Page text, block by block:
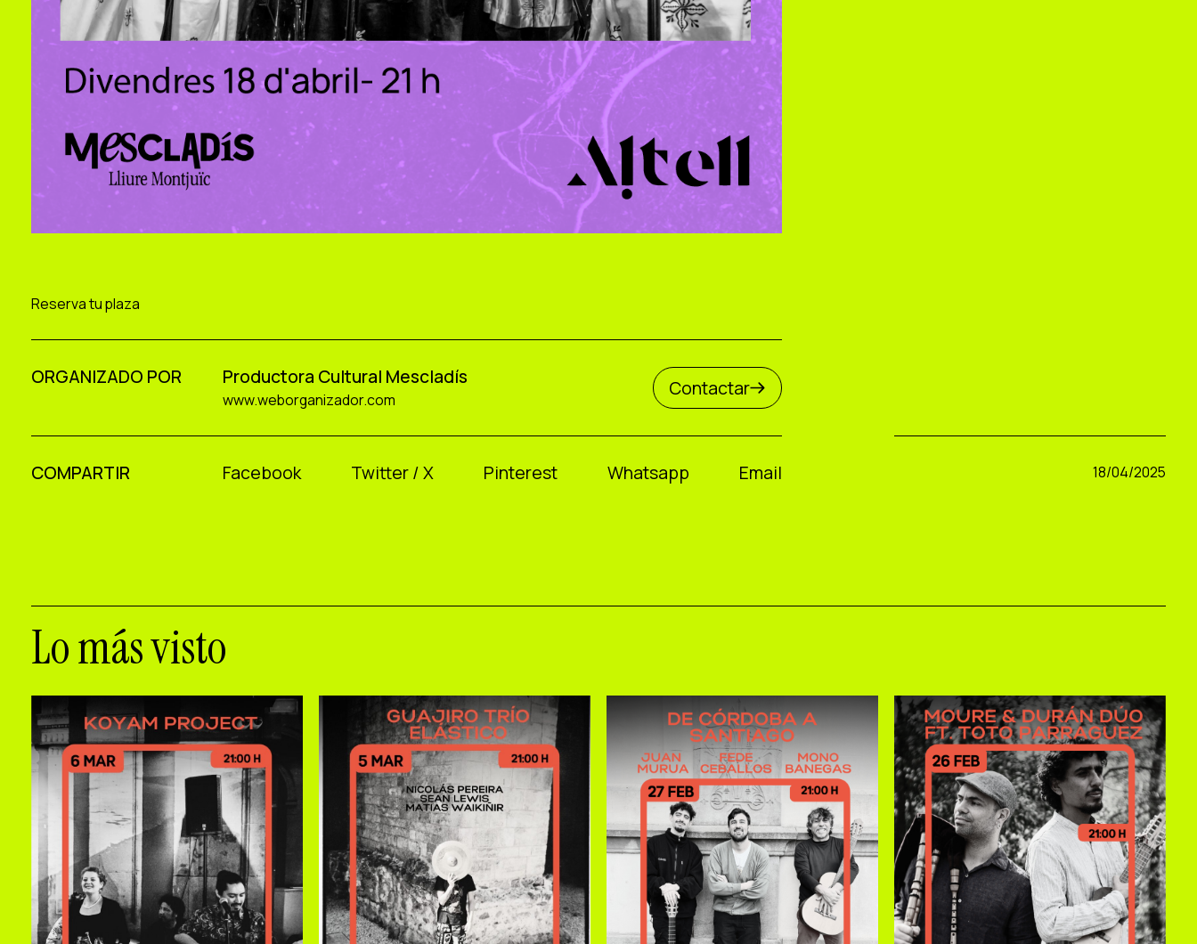
Reserva tu plaza
ORGANIZADO POR Productora Cultural Mescladís
www.weborganizador.com Contactar
COMPARTIR Facebook Twitter / X Pinterest Whatsapp Email 18/04/2025
Lo más visto